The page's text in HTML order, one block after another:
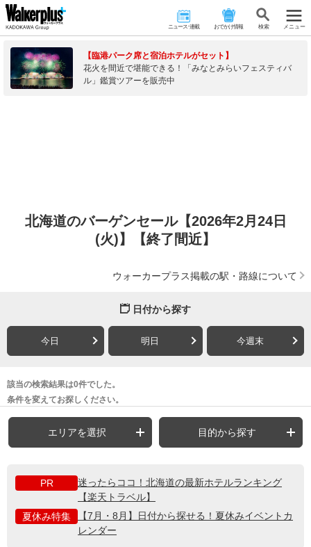
ニュース･連載 おでかけ情報 検 索 メニュー
【臨港パーク席と宿泊ホテルがセット】
花火を間近で堪能できる！「みなとみらいフェスティバ
ル」鑑賞ツアーを販売中
北海道のバーゲンセール【2026年2月24日
(火)】【終了間近】
ウォーカープラス掲載の駅・路線について
日付から探す
今日 明日 今週末
該当の検索結果は0件でした。
条件を変えてお探しください。
エリアを選択 目的から探す
PR
迷ったらココ！北海道の最新ホテルランキング
【楽天トラベル】
夏休み特集
【7月・8月】日付から探せる！夏休みイベントカ
レンダー